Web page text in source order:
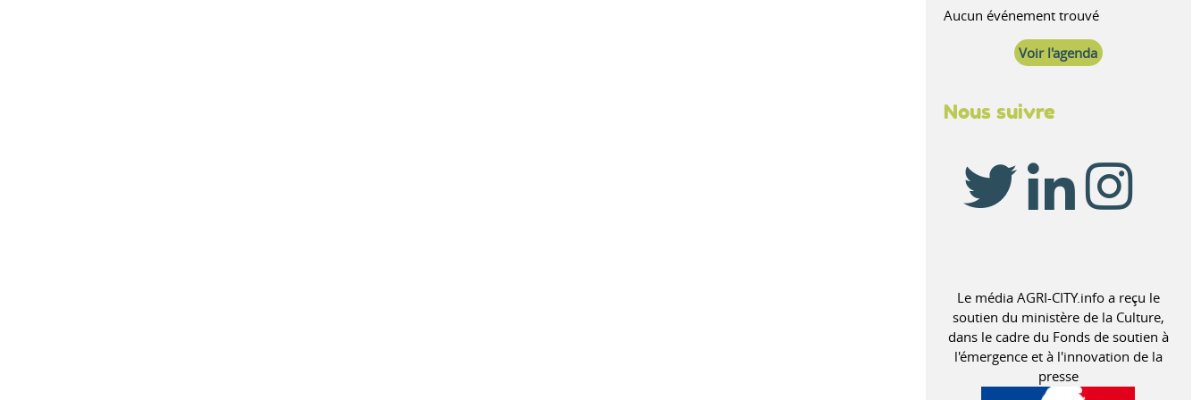
Aucun événement trouvé
Voir l'agenda
Nous suivre
Le média AGRI-CITY.info a reçu le
soutien du ministère de la Culture,
dans le cadre du Fonds de soutien à
l'émergence et à l'innovation de la
presse